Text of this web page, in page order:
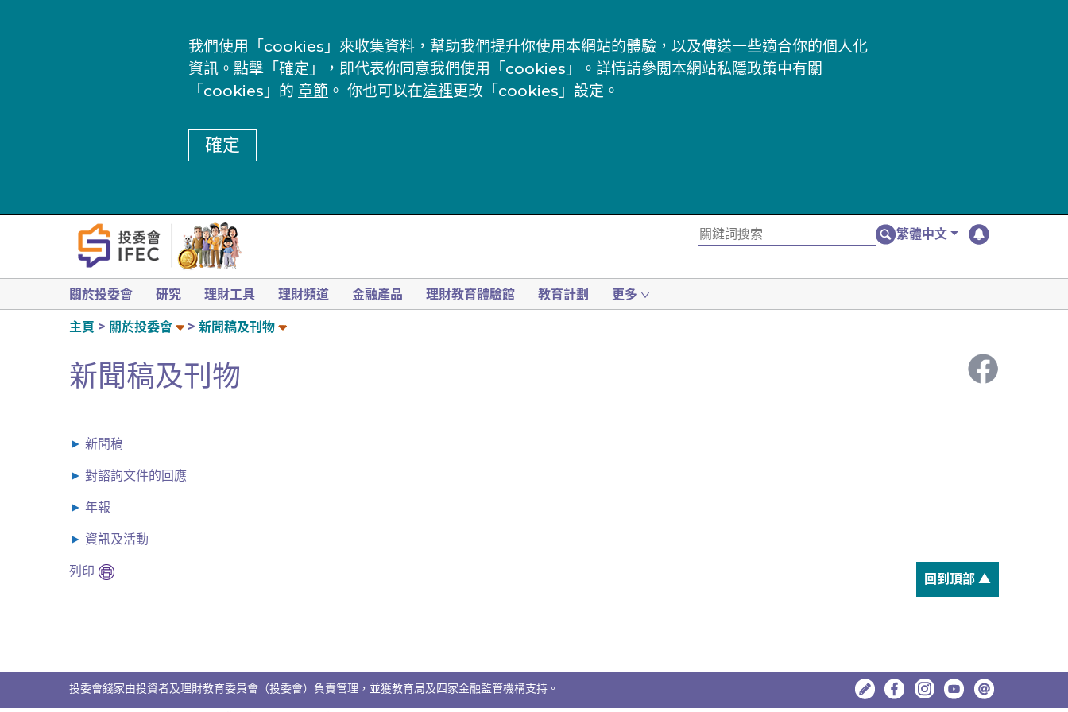
我們使用「cookies」來收集資料，幫助我們提升你使用本網站的體驗，以及傳送一些適合你的個人化
資訊。點擊「確定」，即代表你同意我們使用「cookies」。詳情請參閱本網站私隱政策中有關
「cookies」的 章節 。 你也可以在這裡更改「cookies」設定。
確定
繁體中文
關於投委會 研究 理財工具 理財頻道 金融產品 理財教育體驗館 教育計劃 更多
主頁 關於投委會 新聞稿及刊物
新聞稿及刊物
新聞稿
對諮詢文件的回應
年報
資訊及活動
列印
回到頂部 ▲
投委會錢家由投資者及理財教育委員會（投委會）負責管理，並獲教育局及四家金融監管機構支持。